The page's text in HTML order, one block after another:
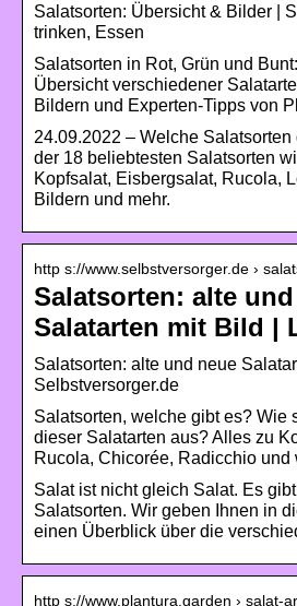
Salatsorten: Übersicht & Bilder |
trinken, Essen
Salatsorten in Rot, Grün und
Übersicht verschiedener
Bildern und Experten-Tipps von
24.09.2022 – Welche
der 18 beliebtesten Salatsorten
Kopfsalat, Eisbergsalat, Rucola,
Bildern und mehr.
http s://www.selbstversorger.de ›
Salatsorten: alte
Salatarten mit Bild |
Salatsorten: alte und neue
Selbstversorger.de
Salatsorten, welche gibt es? Wie
dieser Salatarten aus? Alles zu
Rucola, Chicorée, Radicchio und
Salat ist nicht gleich Salat. Es
Salatsorten. Wir geben Ihnen in
einen Überblick über die
http s://www.plantura.garden › salat-